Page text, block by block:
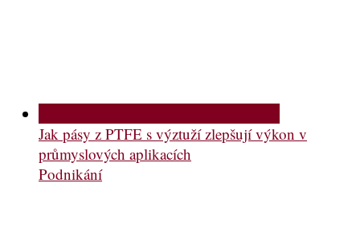
Jak pásy z PTFE s výztuží zlepšují výkon v
průmyslových aplikacích
Podnikání